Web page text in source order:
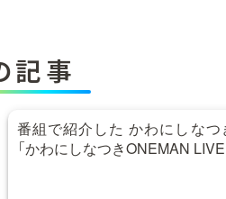
記事
番組で紹介した かわにしな
「かわにしなつきONEMAN LIVE